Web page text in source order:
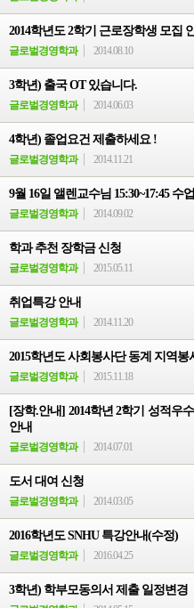
2014학년도 2학기 근로장학생 모집
글로벌경영학과 2014.08.10
3학년) 출국 OT 있습니다.
글로벌경영학과 2014.06.03
4학년) 졸업요건 제출하세요 !
글로벌경영학과 2014.11.21
9월 16일 앨렌교수님 15:30~17:45 수업
글로벌경영학과 2014.09.02
학과 추천 장학금 신청
글로벌경영학과 2015.05.11
취업특강 안내
글로벌경영학과 2014.11.20
2015학년도 사회봉사단 동계 지역봉
글로벌경영학과 2015.11.18
[장학.안내] 2014학년 2학기 성적우
안내
글로벌경영학과 2014.07.01
도서 대여 신청
글로벌경영학과 2014.03.05
2016학년도 SNHU 특강안내(수정)
글로벌경영학과 2016.04.25
3학년) 학부모동의서 제출 일정변경